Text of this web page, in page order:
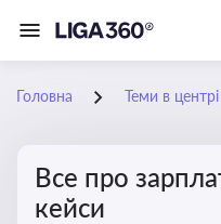
Головна Теми в
Все про
кейси